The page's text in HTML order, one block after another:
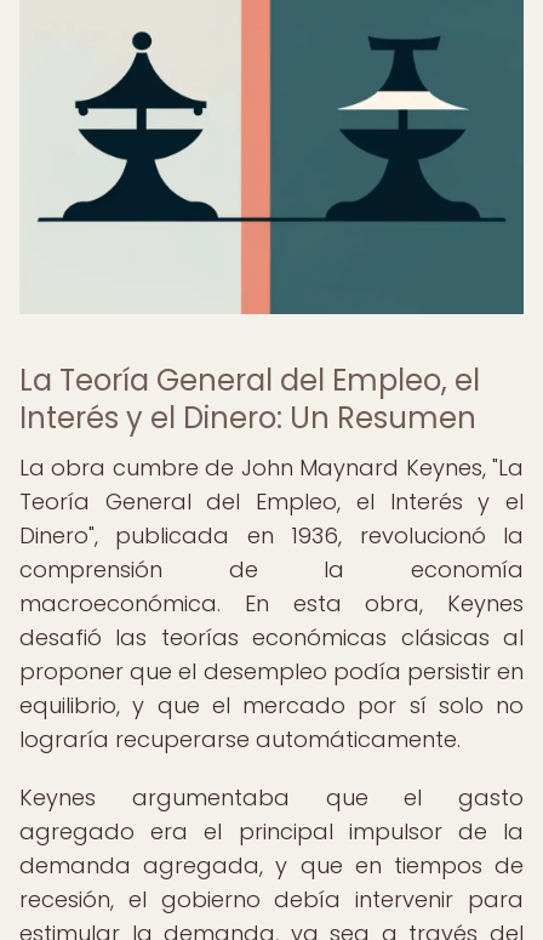
La Teoría General del Empleo, el
Interés y el Dinero: Un Resumen
La obra cumbre de John Maynard Keynes, "La
Teoría General del Empleo, el Interés y el
Dinero", publicada en 1936, revolucionó la
comprensión de la economía
macroeconómica. En esta obra, Keynes
desafió las teorías económicas clásicas al
proponer que el desempleo podía persistir en
equilibrio, y que el mercado por sí solo no
lograría recuperarse automáticamente.
Keynes argumentaba que el gasto
agregado era el principal impulsor de la
demanda agregada, y que en tiempos de
recesión, el gobierno debía intervenir para
estimular la demanda, ya sea a través del